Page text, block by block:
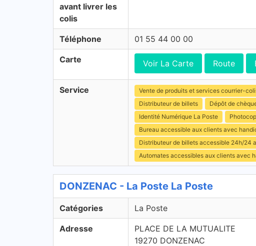
avant livrer les
colis
Téléphone 01 55 44 00 00
Carte Voir La Carte Route
Service Vente de produits et services courrier-
Distributeur de billets
Dépôt de
Identité Numérique La Poste
Bureau accessible aux clients avec
Distributeur de billets accessible 24h/24
Automates accessibles aux clients avec
DONZENAC - La Poste La Poste
Catégories La Poste
Adresse
PLACE DE LA MUTUALITE
19270 DONZENAC